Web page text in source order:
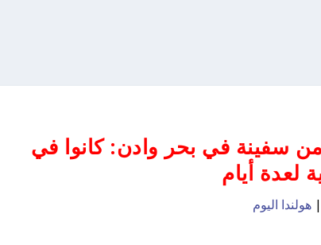
سفينة في بحر وادن: كانوا في
لعدة أيام
هولندا اليوم